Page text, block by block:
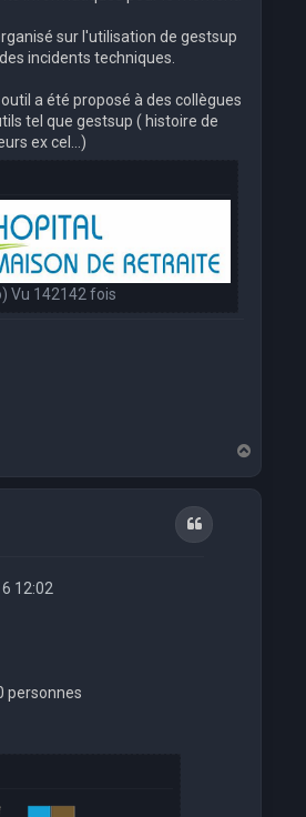
sur l'utilisation de gestsup
incidents techniques.
a été proposé à des collègues
tel que gestsup ( histoire de
ex cel...)
Vu 142142 fois
a
u
Citation
12:02
personnes